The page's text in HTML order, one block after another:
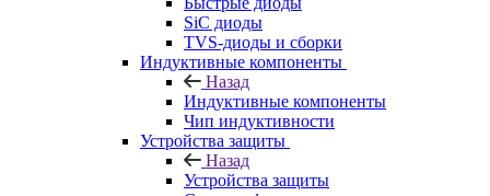
SiC диоды
TVS-диоды и сборки
Индуктивные компоненты
Назад
Индуктивные компоненты
Чип индуктивности
Устройства защиты
Назад
Устройства защиты